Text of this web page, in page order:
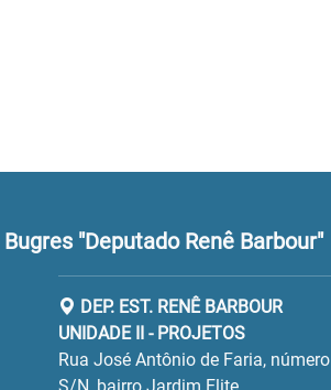
"Deputado Renê Barbour"
DEP. EST. RENÊ BARBOUR
UNIDADE II - PROJETOS
Rua José Antônio de Faria, número